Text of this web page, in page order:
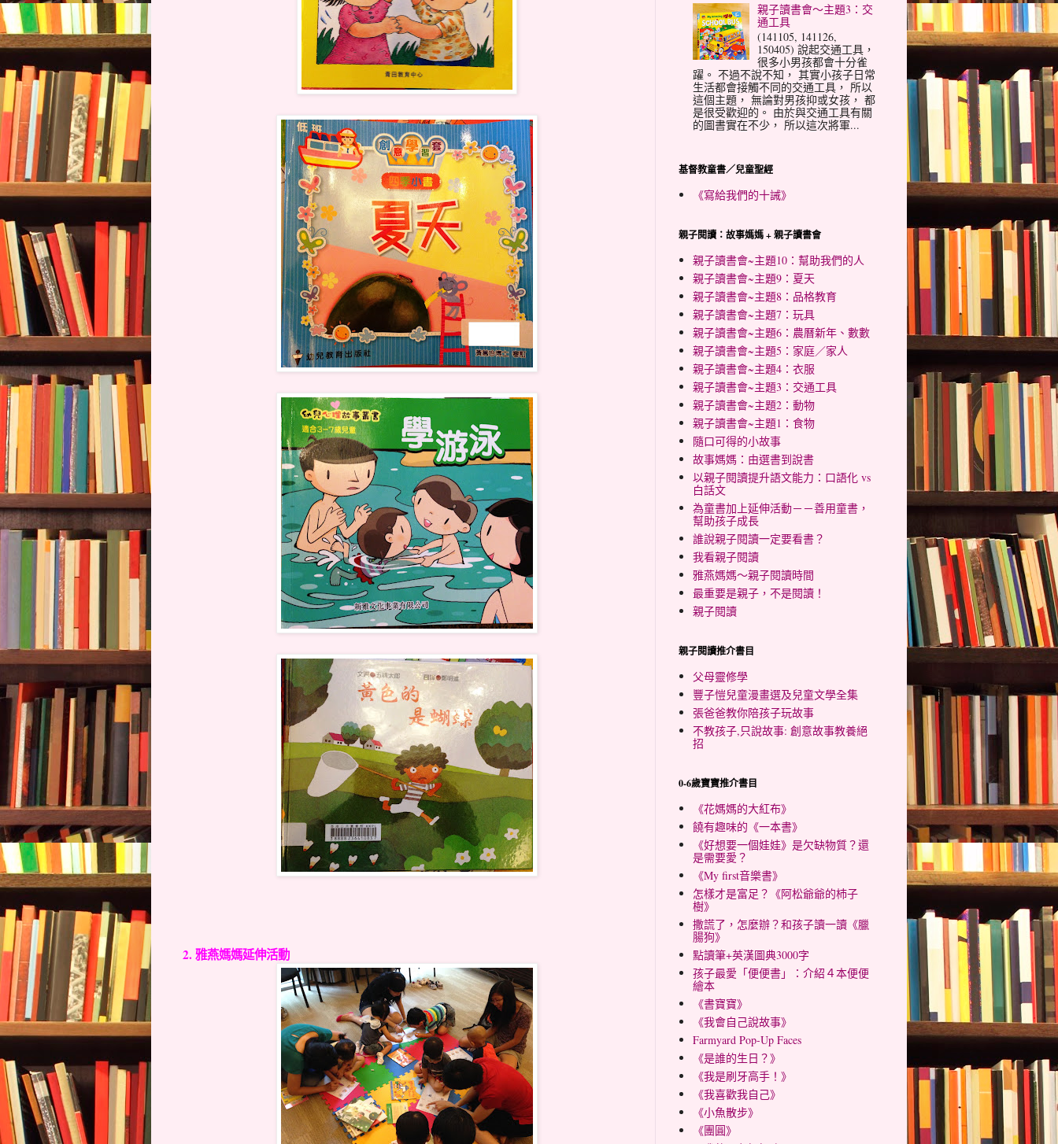
2. 雅燕媽媽延伸活動
親子讀書會～主題3：交
通工具
(141105, 141126,
150405) 說起交通工具，
很多小男孩都會十分雀
躍。 不過不說不知， 其實小孩子日常
生活都會接觸不同的交通工具， 所以
這個主題， 無論對男孩抑或女孩， 都
是很受歡迎的。 由於與交通工具有關
的圖書實在不少， 所以這次將軍...
基督教童書／兒童聖經
《寫給我們的十誡》
親子閱讀：故事媽媽 + 親子讀書會
親子讀書會~主題10：幫助我們的人
親子讀書會~主題9：夏天
親子讀書會~主題8：品格教育
親子讀書會~主題7：玩具
親子讀書會~主題6：農曆新年、數數
親子讀書會~主題5：家庭／家人
親子讀書會~主題4：衣服
親子讀書會~主題3：交通工具
親子讀書會~主題2：動物
親子讀書會~主題1：食物
隨口可得的小故事
故事媽媽：由選書到說書
以親子閱讀提升語文能力：口語化 vs
白話文
為童書加上延伸活動－－善用童書，
幫助孩子成長
誰說親子閱讀一定要看書？
我看親子閱讀
雅燕媽媽～親子閱讀時間
最重要是親子，不是閱讀！
親子閱讀
親子閱讀推介書目
父母靈修學
豐子愷兒童漫畫選及兒童文學全集
張爸爸教你陪孩子玩故事
不教孩子,只說故事: 創意故事教養絕
招
0-6歲寶寶推介書目
《花媽媽的大紅布》
饒有趣味的《一本書》
《好想要一個娃娃》是欠缺物質？還
是需要愛？
《My first音樂書》
怎樣才是富足？《阿松爺爺的杮子
樹》
撒謊了，怎麼辦？和孩子讀一讀《臘
腸狗》
點讀筆+英漢圖典3000字
孩子最愛「便便書」：介紹４本便便
繪本
《書寶寶》
《我會自己說故事》
Farmyard Pop-Up Faces
《是誰的生日？》
《我是刷牙高手！》
《我喜歡我自己》
《小魚散步》
《團圓》